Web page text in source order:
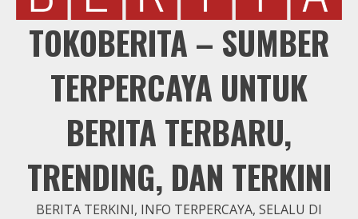
TOKOBERITA – SUMBER
TERPERCAYA UNTUK
BERITA TERBARU,
TRENDING, DAN TERKINI
BERITA TERKINI, INFO TERPERCAYA, SELALU DI